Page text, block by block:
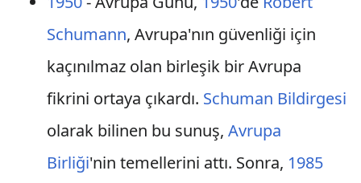
Schumann, Avrupa'nın güvenliği için
kaçınılmaz olan birleşik bir Avrupa
fikrini ortaya çıkardı. Schuman Bildirgesi
olarak bilinen bu sunuş, Avrupa
Birliği'nin temellerini attı. Sonra, 1985